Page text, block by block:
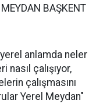
BAŞKENT
anlamda neler
nasıl çalışıyor,
çalışmasını
Yerel Meydan"